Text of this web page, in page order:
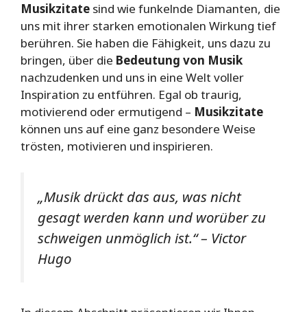
Musikzitate sind wie funkelnde Diamanten, die
uns mit ihrer starken emotionalen Wirkung tief
berühren. Sie haben die Fähigkeit, uns dazu zu
bringen, über die Bedeutung von Musik
nachzudenken und uns in eine Welt voller
Inspiration zu entführen. Egal ob traurig,
motivierend oder ermutigend – Musikzitate
können uns auf eine ganz besondere Weise
trösten, motivieren und inspirieren.
„Musik drückt das aus, was nicht
gesagt werden kann und worüber zu
schweigen unmöglich ist.“ – Victor
Hugo